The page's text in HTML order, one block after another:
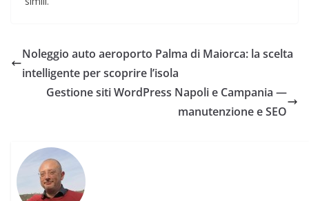
Noleggio auto aeroporto Palma di Maiorca: la scelta
intelligente per scoprire l’isola
Gestione siti WordPress Napoli e Campania —
manutenzione e SEO